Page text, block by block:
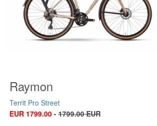
Raymon
Territ Pro Street
EUR 1799.00-1799.00 EUR